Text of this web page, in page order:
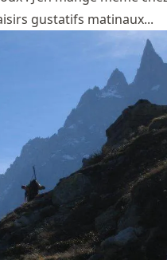
gustatifs matinaux...